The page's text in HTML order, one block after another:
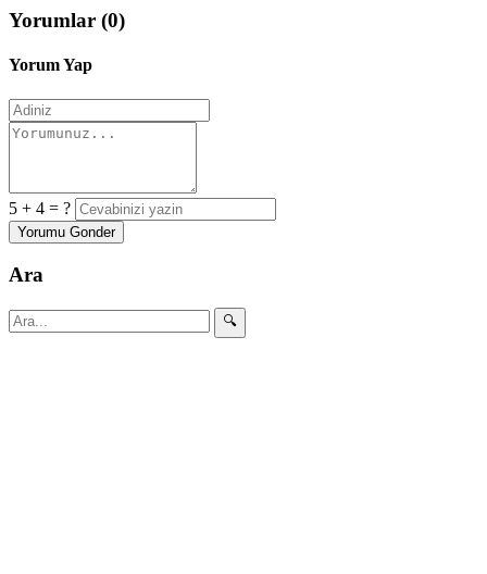
Yorumlar (0)
Yorum Yap
5 + 4 = ?
Yorumu Gonder
Ara
🔍